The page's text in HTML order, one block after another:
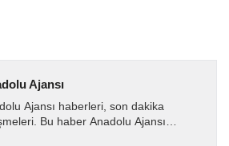
Ajansı
Ajansı haberleri, son dakika
Bu haber Anadolu Ajansı